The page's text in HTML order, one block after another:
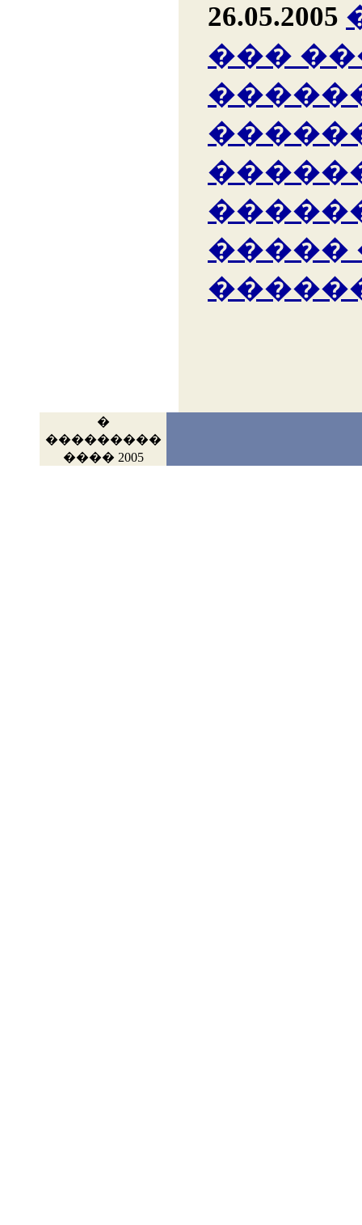
26.05.2005
���
�����
�
���������
���� 2005